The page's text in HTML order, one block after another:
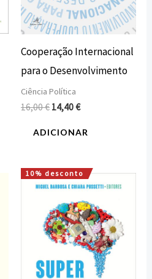
Cooperação Internacional
para o Desenvolvimento
Ciência Política
16,00€ 14,40€
ADICIONAR
10% desconto
O
preço
original
era:
15,00 €.
O
preço
atual
é:
13,50 €.